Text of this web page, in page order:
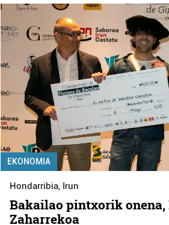
EKONOMIA
Hondarribia Irun
Bakailao pintxorik onena,
Zaharrekoa